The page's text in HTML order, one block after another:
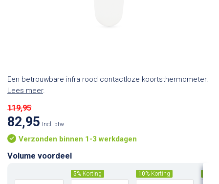
Een betrouwbare infra rood contactloze koortsthermometer.
Lees meer.
119,95
82,95 Incl. btw
Verzonden binnen 1-3 werkdagen
Volume voordeel
5% Korting 10% Korting